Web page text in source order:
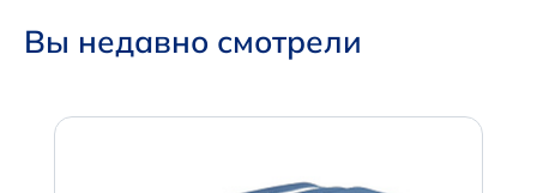
Вы недавно смотрели